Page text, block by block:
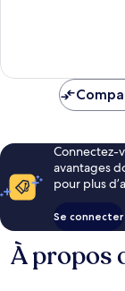
Connectez-
avantages
pour plus
Se connecter
À propos